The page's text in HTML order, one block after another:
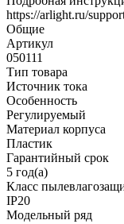
https://arlight.ru/
Общие
Артикул
050111
Тип товара
Источник тока
Особенность
Регулируемый
Материал корпуса
Пластик
Гарантийный срок
5 год(а)
Класс
IP20
Модельный ряд